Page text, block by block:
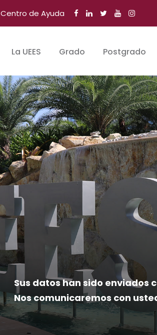
Centro de Ayuda
La UEES Grado Postgrado
Sus datos han sido enviados
Nos comunicaremos con